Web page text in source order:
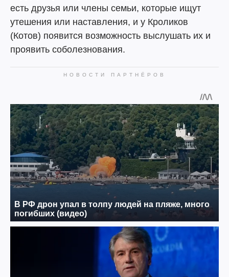
есть друзья или члены семьи, которые ищут
утешения или наставления, и у Кроликов
(Котов) появится возможность выслушать их и
проявить соболезнования.